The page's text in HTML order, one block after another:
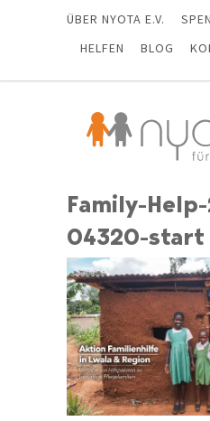
ÜBER NYOTA E.V.
HELFEN
BLOG
Family-
04320-start